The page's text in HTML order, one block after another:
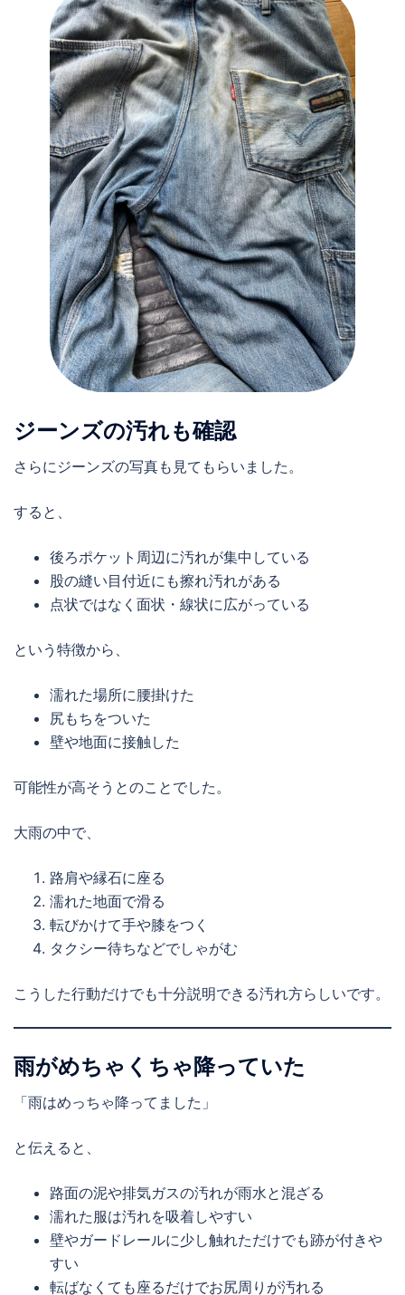
ジーンズの汚れも確認
さらにジーンズの写真も見てもらいました。
すると、
後ろポケット周辺に汚れが集中している
股の縫い目付近にも擦れ汚れがある
点状ではなく面状・線状に広がっている
という特徴から、
濡れた場所に腰掛けた
尻もちをついた
壁や地面に接触した
可能性が高そうとのことでした。
大雨の中で、
路肩や縁石に座る
濡れた地面で滑る
転びかけて手や膝をつく
タクシー待ちなどでしゃがむ
こうした行動だけでも十分説明できる汚れ方らしいです。
雨がめちゃくちゃ降っていた
「雨はめっちゃ降ってました」
と伝えると、
路面の泥や排気ガスの汚れが雨水と混ざる
濡れた服は汚れを吸着しやすい
壁やガードレールに少し触れただけでも跡が付きや
すい
転ばなくても座るだけでお尻周りが汚れる